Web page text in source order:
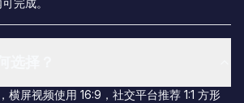
完成。
横屏视频使用 16:9，社交平台推荐 1:1 方形